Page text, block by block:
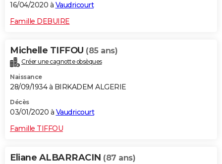
16/04/2020 à Vaudricourt
Famille DEBUIRE
Michelle TIFFOU (85 ans)
Créer une cagnotte obsèques
Naissance
28/09/1934 à BIRKADEM ALGERIE
Décès
03/01/2020 à Vaudricourt
Famille TIFFOU
Eliane ALBARRACIN (87 ans)